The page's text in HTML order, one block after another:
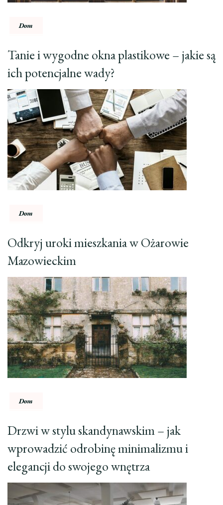
Dom
Tanie i wygodne okna plastikowe – jakie są
ich potencjalne wady?
Dom
Odkryj uroki mieszkania w Ożarowie
Mazowieckim
Dom
Drzwi w stylu skandynawskim – jak
wprowadzić odrobinę minimalizmu i
elegancji do swojego wnętrza